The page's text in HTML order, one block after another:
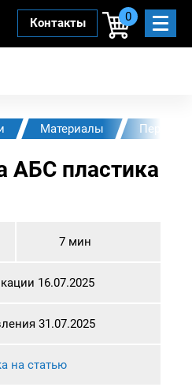
Контакты 0
Материалы
АБС пластика
7 мин
16.07.2025
31.07.2025
на статью